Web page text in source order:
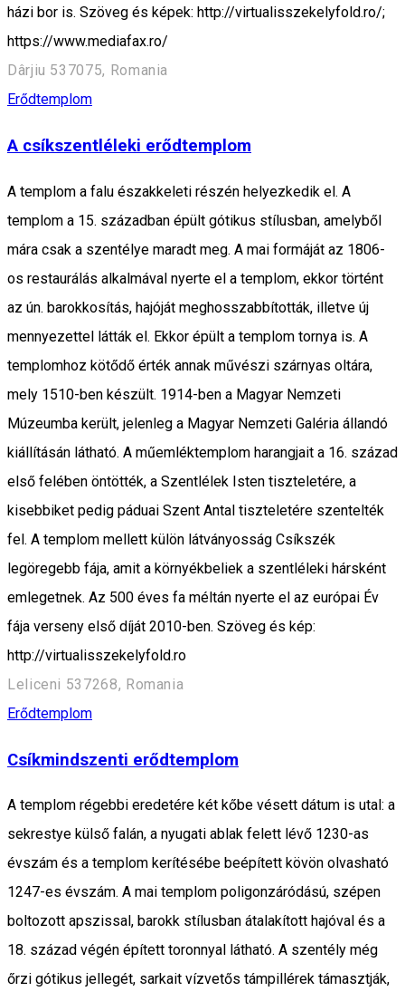
házi bor is. Szöveg és képek: http://virtualisszekelyfold.ro/;
https://www.mediafax.ro/
Dârjiu 537075, Romania
Erődtemplom
A csíkszentléleki erődtemplom
A templom a falu északkeleti részén helyezkedik el. A
templom a 15. században épült gótikus stílusban, amelyből
mára csak a szentélye maradt meg. A mai formáját az 1806-
os restaurálás alkalmával nyerte el a templom, ekkor történt
az ún. barokkosítás, hajóját meghosszabbították, illetve új
mennyezettel látták el. Ekkor épült a templom tornya is. A
templomhoz kötődő érték annak művészi szárnyas oltára,
mely 1510-ben készült. 1914-ben a Magyar Nemzeti
Múzeumba került, jelenleg a Magyar Nemzeti Galéria állandó
kiállításán látható. A műemléktemplom harangjait a 16. század
első felében öntötték, a Szentlélek Isten tiszteletére, a
kisebbiket pedig páduai Szent Antal tiszteletére szentelték
fel. A templom mellett külön látványosság Csíkszék
legöregebb fája, amit a környékbeliek a szentléleki hársként
emlegetnek. Az 500 éves fa méltán nyerte el az európai Év
fája verseny első díját 2010-ben. Szöveg és kép:
http://virtualisszekelyfold.ro
Leliceni 537268, Romania
Erődtemplom
Csíkmindszenti erődtemplom
A templom régebbi eredetére két kőbe vésett dátum is utal: a
sekrestye külső falán, a nyugati ablak felett lévő 1230-as
évszám és a templom kerítésébe beépített kövön olvasható
1247-es évszám. A mai templom poligonzáródású, szépen
boltozott apszissal, barokk stílusban átalakított hajóval és a
18. század végén épített toronnyal látható. A szentély még
őrzi gótikus jellegét, sarkait vízvetős támpillérek támasztják,